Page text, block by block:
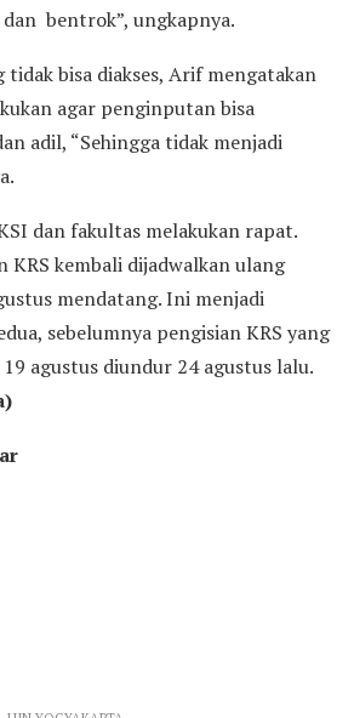
bentrok”, ungkapnya.
tidak bisa diakses, Arif mengatakan
agar penginputan bisa
adil, “Sehingga tidak menjadi
dan fakultas melakukan rapat.
KRS kembali dijadwalkan ulang
mendatang. Ini menjadi
sebelumnya pengisian KRS yang
agustus diundur 24 agustus lalu.